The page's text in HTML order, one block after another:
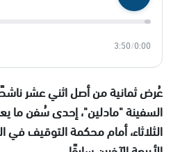
0:00
/
3:50
عُرض ثمانية من أصل اثني عشر
السفينة "مادلين"، إحدى سُفن ما
الثلاثاء، أمام محكمة التوقيف في